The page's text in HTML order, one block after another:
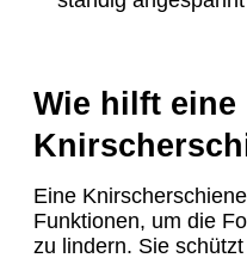
Wie hilft eine
Eine
Funktionen, um die
zu lindern. Sie